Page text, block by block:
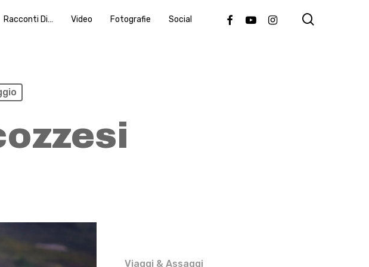
Racconti Di… Video Fotografie Social FacebookYoutubeInstagram
Viaggi & Assaggi